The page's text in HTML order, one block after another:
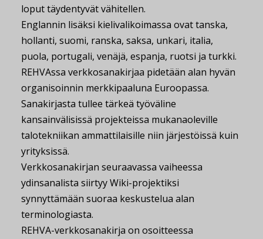
loput täydentyvät vähitellen.
Englannin lisäksi kielivalikoimassa ovat tanska,
hollanti, suomi, ranska, saksa, unkari, italia,
puola, portugali, venäjä, espanja, ruotsi ja turkki.
REHVAssa verkkosanakirjaa pidetään alan hyvän
organisoinnin merkkipaaluna Euroopassa.
Sanakirjasta tullee tärkeä työväline
kansainvälisissä projekteissa mukanaoleville
talotekniikan ammattilaisille niin järjestöissä kuin
yrityksissä.
Verkkosanakirjan seuraavassa vaiheessa
ydinsanalista siirtyy Wiki-projektiksi
synnyttämään suoraa keskustelua alan
terminologiasta.
REHVA-verkkosanakirja on osoitteessa